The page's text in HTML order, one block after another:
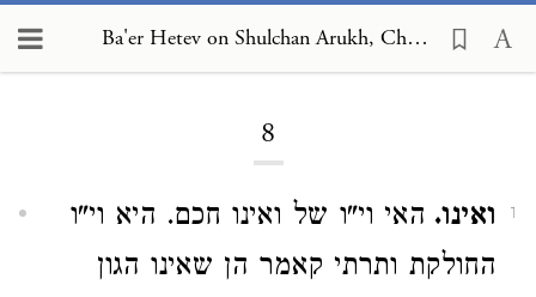
Ba'er Hetev on Shulchan Arukh, Choshen Mishpat 8
8
1 ואינו. האי וי"ו של ואינו חכם. היא וי"ו
החולקת ותרתי קאמר הן שאינו הגון